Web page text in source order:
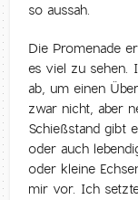
so aussah.
Die Promenade
es viel zu sehen.
ab, um einen
zwar nicht, aber
Schießstand gibt
oder auch
oder kleine
mir vor. Ich